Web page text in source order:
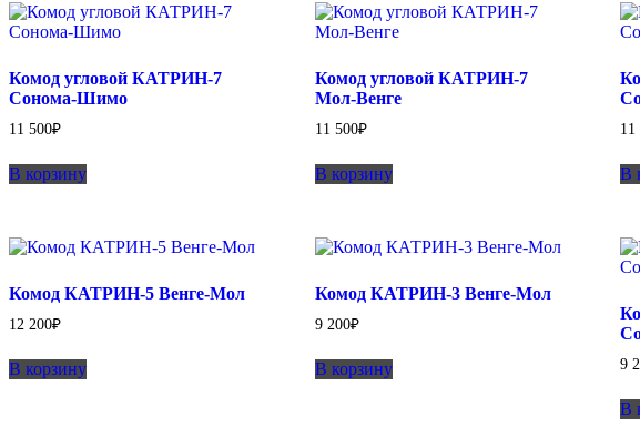
Комод угловой КАТРИН-7
Сонома-Шимо
11 500₽
В корзину
Комод угловой КАТРИН-7
Мол-Венге
11 500₽
В корзину
11
В
Комод КАТРИН-5 Венге-Мол
12 200₽
В корзину
Комод КАТРИН-3 Венге-Мол
9 200₽
В корзину 9
В